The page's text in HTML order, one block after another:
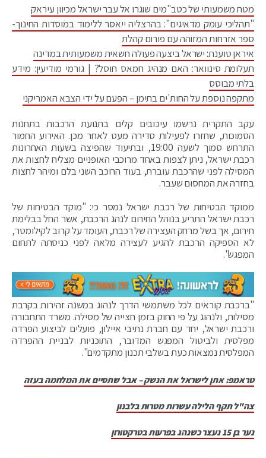
מטח משמעותי של כטב"מים שוגרו אל עבר ישראל מכיוון עיראק
"תהליכי עומק מדאיגים": בהרצליה ייאסר ללימוד במוסדות החינוך-
ספר אזרחות המזוהה עם פורום קהלת
איראן טוענת: ישראל ביצעה פעולה חשאית משמעותית במדינה
תעלומת סינוואר: האם מנהיג חמאס חוסל? | גורמי מודיעין: מידע
בלתי מבוסס
מתקפה נוספת על החות'ים בתימן – הפעם על ידי הצבא האמריקני
עקב התקרית נרשמו עיכובים קלים בתנועת הרכבות בתחנות
הסמוכות, שחזרו לפעילות סדירה מעט לאחר מכן. האירוע החמור
התרחש סמוך לשעה 19:00, ובתיעוד שהפיצה בשעות האחרונות
רכבת ישראל, ניתן לצפות באחד מרוכבי האופניים מצליח לחצות את
המסילה לפני שהרכבת עוברת, בעוד הרוכב השני בלם ומיהר לחצות
בחזרה את המחסום שעבר.
ממוקד הבטיחות של רכבת ישראל נמסר כי: "מוקד הבטיחות של
רכבת ישראל התריע בנוהל החירום לנהג הרכבת, אשר החל בבלימת
חירום, אך בשל מרחק העצירה של רכבת, העומד על קרוב לקילומטר,
לא הספיקה הרכבת להגיע לעצירה מלאה לפני כניסתה לתחום
המפגש".
"ברכבת קוראים לכל משתמשי הדרך לנהוג במשנה זהירות בקרבת
מסילות, ולנהוג על פי החוק בזמן חצייה של מסילה. משרד התחבורה
ורכבת ישראל, יחד עם חברת נתיבי איילון, פועלים לביצוע הפרדה
מפלסית ולביטול המפגש המדובר, התוכניות לבניית ההפרדה
המפלסית נמצאות כעת בשלבי תכנון מתקדמים".
טראמפ: אתן לישראל את הנשק – אבל שתסיים את המלחמה בעזה
צה"ל תקף הלילה עשרות מטרות בלבנון
נער בן 15 נעצר כשנהג בפרעות בטרקטורון